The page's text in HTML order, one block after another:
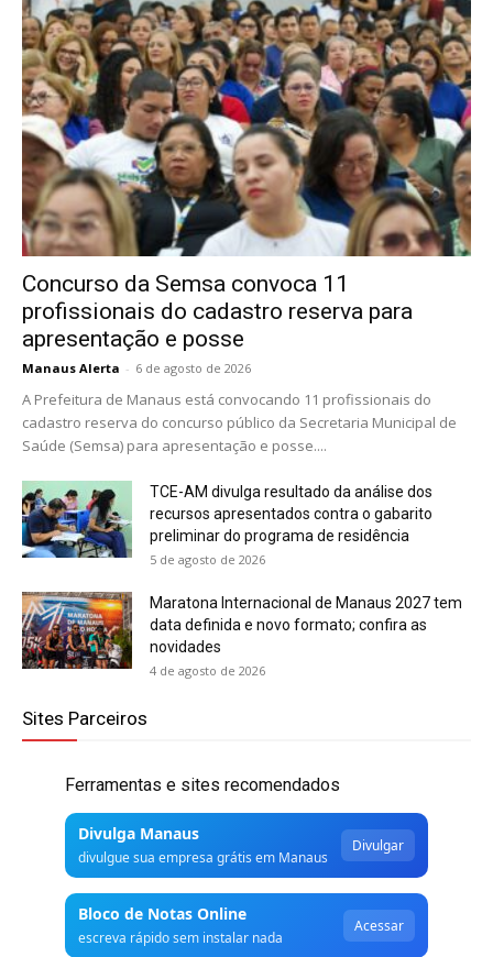
Concurso da Semsa convoca 11
profissionais do cadastro reserva para
apresentação e posse
Manaus Alerta - 6 de agosto de 2026
A Prefeitura de Manaus está convocando 11 profissionais do
cadastro reserva do concurso público da Secretaria Municipal de
Saúde (Semsa) para apresentação e posse....
TCE-AM divulga resultado da análise dos
recursos apresentados contra o gabarito
preliminar do programa de residência
5 de agosto de 2026
Maratona Internacional de Manaus 2027 tem
data definida e novo formato; confira as
novidades
4 de agosto de 2026
Sites Parceiros
Ferramentas e sites recomendados
Divulga Manaus
divulgue sua empresa grátis em Manaus
Divulgar
Bloco de Notas Online
escreva rápido sem instalar nada
Acessar